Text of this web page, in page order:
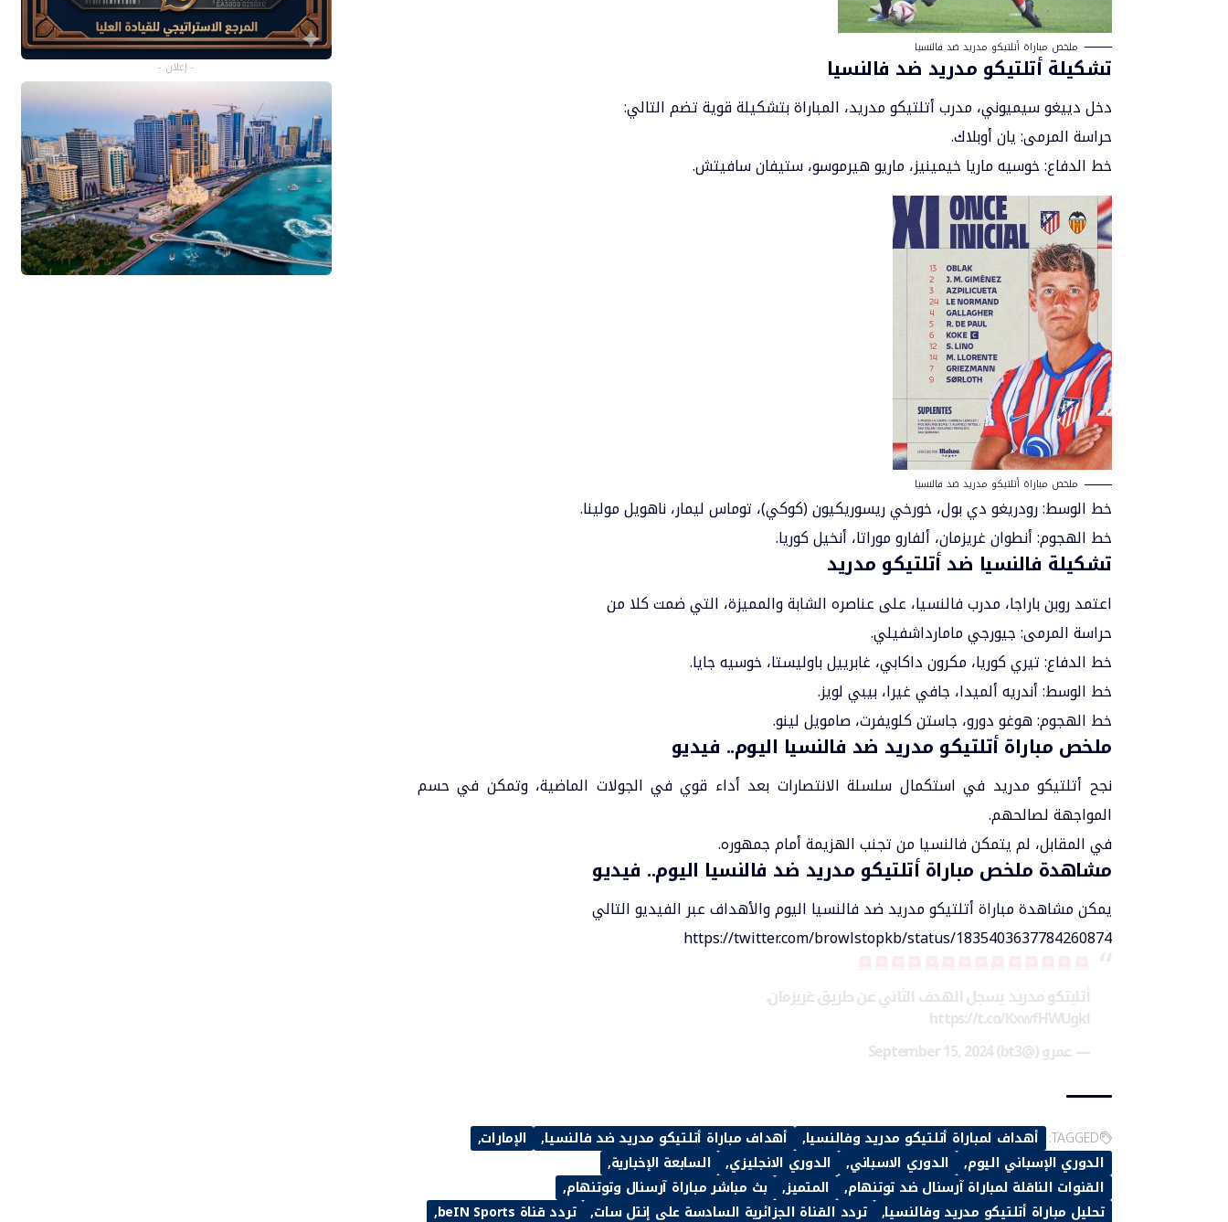
ملخص مباراة أتلتيكو مدريد ضد فالنسيا
تشكيلة أتلتيكو مدريد ضد فالنسيا
دخل دييغو سيميوني، مدرب أتلتيكو مدريد، المباراة بتشكيلة قوية تضم التالي:
حراسة المرمى: يان أوبلاك.
خط الدفاع: خوسيه ماريا خيمينيز، ماريو هيرموسو، ستيفان سافيتش.
ملخص مباراة أتلتيكو مدريد ضد فالنسيا
خط الوسط: رودريغو دي بول، خورخي ريسوريكيون (كوكي)، توماس ليمار، ناهويل مولينا.
خط الهجوم: أنطوان غريزمان، ألفارو موراتا، أنخيل كوريا.
تشكيلة فالنسيا ضد أتلتيكو مدريد
اعتمد روبن باراجا، مدرب فالنسيا، على عناصره الشابة والمميزة، التي ضمت كلا من
حراسة المرمى: جيورجي مامارداشفيلي.
خط الدفاع: تيري كوريا، مكرون داكابي، غابرييل باوليستا، خوسيه جايا.
خط الوسط: أندريه ألميدا، جافي غيرا، بيبي لويز.
خط الهجوم: هوغو دورو، جاستن كلويفرت، صامويل لينو.
ملخص مباراة أتلتيكو مدريد ضد فالنسيا اليوم.. فيديو
نجح أتلتيكو مدريد في استكمال سلسلة الانتصارات بعد أداء قوي في الجولات الماضية، وتمكن في حسم
المواجهة لصالحهم.
في المقابل، لم يتمكن فالنسيا من تجنب الهزيمة أمام جمهوره.
مشاهدة ملخص مباراة أتلتيكو مدريد ضد فالنسيا اليوم.. فيديو
يمكن مشاهدة مباراة أتلتيكو مدريد ضد فالنسيا اليوم والأهداف عبر الفيديو التالي
https://twitter.com/browlstopkb/status/1835403637784260874
أتليتكو مدريد يسجل الهدف الثاني عن طريق غريزمان.
https://t.co/KxwfHWUgkl
— عمرو (@bt3)
September 15, 2024
TAGGED: أهداف لمباراة أتلتيكو مدريد وفالنسيا أهداف مباراة أتلتيكو مدريد ضد فالنسيا
الإمارات
الدوري الإسباني اليوم
الدوري الاسباني الدوري الانجليزي
السابعة الإخبارية
القنوات الناقلة لمباراة آرسنال ضد توتنهام
المتميز
بث مباشر مباراة آرسنال وتوتنهام
تحليل مباراة أتلتيكو مدريد وفالنسيا
تردد القناة الجزائرية السادسة على إنتل سات تردد قناة beIN Sports
- إعلان -